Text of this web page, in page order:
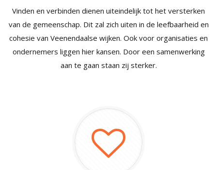
Vinden en verbinden dienen uiteindelijk tot het versterken
van de gemeenschap. Dit zal zich uiten in de leefbaarheid en
cohesie van Veenendaalse wijken. Ook voor organisaties en
ondernemers liggen hier kansen. Door een samenwerking
aan te gaan staan zij sterker.